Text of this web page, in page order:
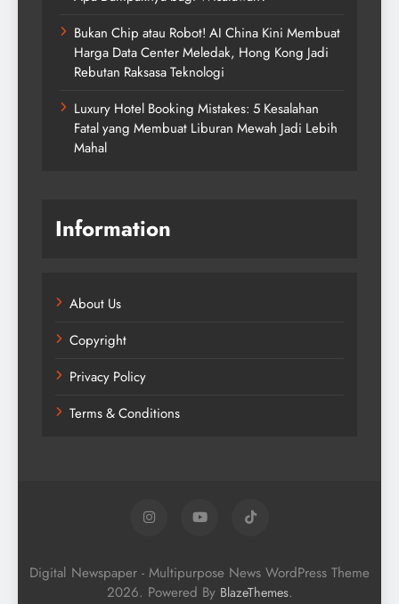
Bukan Chip atau Robot! AI China Kini Membuat
Harga Data Center Meledak, Hong Kong Jadi
Rebutan Raksasa Teknologi
Luxury Hotel Booking Mistakes: 5 Kesalahan
Fatal yang Membuat Liburan Mewah Jadi Lebih
Mahal
Information
About Us
Copyright
Privacy Policy
Terms & Conditions
Digital Newspaper - Multipurpose News WordPress Theme
2026. Powered By BlazeThemes.